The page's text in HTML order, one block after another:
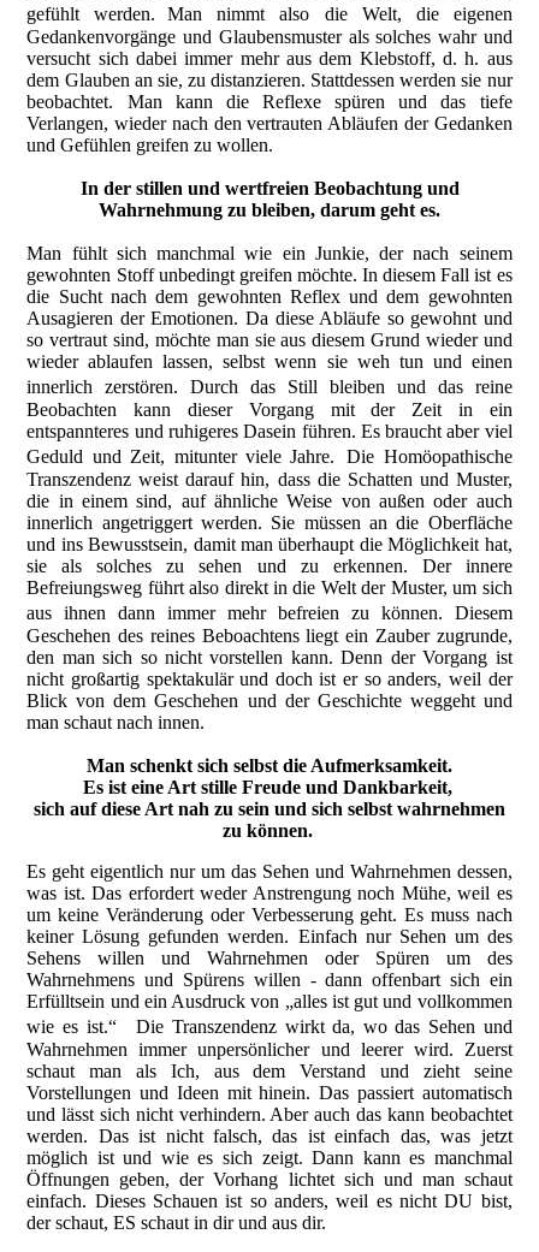
gefühlt werden. Man nimmt also die Welt, die eigenen
Gedankenvorgänge und Glaubensmuster als solches wahr und
versucht sich dabei immer mehr aus dem Klebstoff, d. h. aus
dem Glauben an sie, zu distanzieren. Stattdessen werden sie nur
beobachtet. Man kann die Reflexe spüren und das tiefe
Verlangen, wieder nach den vertrauten Abläufen der Gedanken
und Gefühlen greifen zu wollen.
In der stillen und wertfreien Beobachtung und
Wahrnehmung zu bleiben, darum geht es.
Man fühlt sich manchmal wie ein Junkie, der nach seinem
gewohnten Stoff unbedingt greifen möchte. In diesem Fall ist es
die Sucht nach dem gewohnten Reflex und dem gewohnten
Ausagieren der Emotionen. Da diese Abläufe so gewohnt und
so vertraut sind, möchte man sie aus diesem Grund wieder und
wieder ablaufen lassen, selbst wenn sie weh tun und einen
innerlich zerstören. Durch das Still bleiben und das reine
Beobachten kann dieser Vorgang mit der Zeit in ein
entspannteres und ruhigeres Dasein führen. Es braucht aber viel
Geduld und Zeit, mitunter viele Jahre. Die Homöopathische
Transzendenz weist darauf hin, dass die Schatten und Muster,
die in einem sind, auf ähnliche Weise von außen oder auch
innerlich angetriggert werden. Sie müssen an die Oberfläche
und ins Bewusstsein, damit man überhaupt die Möglichkeit hat,
sie als solches zu sehen und zu erkennen. Der innere
Befreiungsweg führt also direkt in die Welt der Muster, um sich
aus ihnen dann immer mehr befreien zu können. Diesem
Geschehen des reines Beboachtens liegt ein Zauber zugrunde,
den man sich so nicht vorstellen kann. Denn der Vorgang ist
nicht großartig spektakulär und doch ist er so anders, weil der
Blick von dem Geschehen und der Geschichte weggeht und
man schaut nach innen.
Man schenkt sich selbst die Aufmerksamkeit.
Es ist eine Art stille Freude und Dankbarkeit,
sich auf diese Art nah zu sein und sich selbst wahrnehmen
zu können.
Es geht eigentlich nur um das Sehen und Wahrnehmen dessen,
was ist. Das erfordert weder Anstrengung noch Mühe, weil es
um keine Veränderung oder Verbesserung geht. Es muss nach
keiner Lösung gefunden werden. Einfach nur Sehen um des
Sehens willen und Wahrnehmen oder Spüren um des
Wahrnehmens und Spürens willen - dann offenbart sich ein
Erfülltsein und ein Ausdruck von „alles ist gut und vollkommen
wie es ist.“ Die Transzendenz wirkt da, wo das Sehen und
Wahrnehmen immer unpersönlicher und leerer wird. Zuerst
schaut man als Ich, aus dem Verstand und zieht seine
Vorstellungen und Ideen mit hinein. Das passiert automatisch
und lässt sich nicht verhindern. Aber auch das kann beobachtet
werden. Das ist nicht falsch, das ist einfach das, was jetzt
möglich ist und wie es sich zeigt. Dann kann es manchmal
Öffnungen geben, der Vorhang lichtet sich und man schaut
einfach. Dieses Schauen ist so anders, weil es nicht DU bist,
der schaut, ES schaut in dir und aus dir.